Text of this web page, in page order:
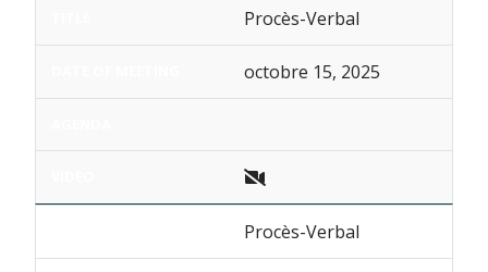
Procès-Verbal
octobre 15, 2025
Procès-Verbal